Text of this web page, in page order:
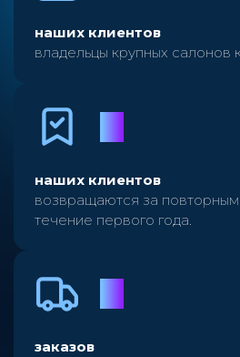
наших клиентов
владельцы крупных салонов
наших клиентов
возвращаются за
течение первого года.
заказов